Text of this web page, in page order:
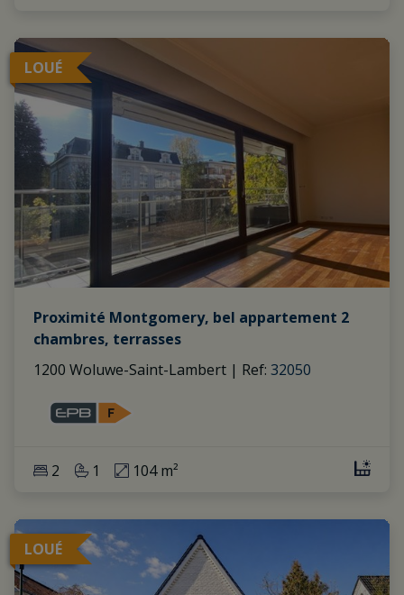
LOUÉ
Proximité Montgomery, bel appartement 2
chambres, terrasses
1200 Woluwe-Saint-Lambert | Ref: 32050
2 1 104 m²
LOUÉ